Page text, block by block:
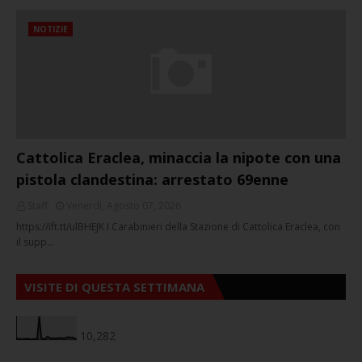
NOTIZIE
Cattolica Eraclea, minaccia la nipote con una
pistola clandestina: arrestato 69enne
https://ift.tt/ulBHEJK I Carabinieri della Stazione di Cattolica Eraclea, con
il supp…
VISITE DI QUESTA SETTIMANA
10,282